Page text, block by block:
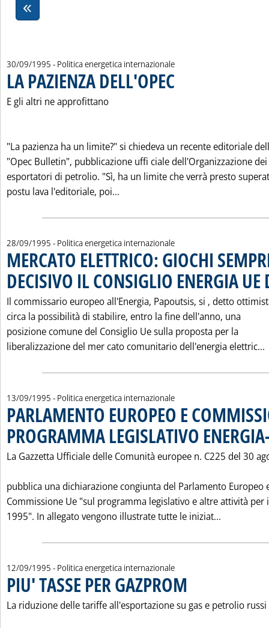
30/09/1995 - Politica energetica internazionale
LA PAZIENZA DELL'OPEC. Pubblicata sabato 30
E gli altri ne approfittano
"La pazienza ha un limite?" si chiedeva un recente editoriale
"Opec Bulletin", pubblicazione uffi ciale dell'Organizzazione
esportatori di petrolio. "Sì, ha un limite che verrà presto
postu lava l'editoriale, poi...
28/09/1995 - Politica energetica internazionale
MERCATO ELETTRICO: GIOCHI
DECISIVO IL CONSIGLIO ENERGIA UE
Il commissario europeo all'Energia, Papoutsis, si ‚ detto
circa la possibilità di stabilire, entro la fine dell'anno, una
posizione comune del Consiglio Ue sulla proposta per la
liberalizzazione del mer cato comunitario dell'energia elettric...
13/09/1995 - Politica energetica internazionale
PARLAMENTO EUROPEO E
PROGRAMMA LEGISLATIVO
La Gazzetta Ufficiale delle Comunità europee n. C225 del 30
pubblica una dichiarazione congiunta del Parlamento Europeo
Commissione Ue "sul programma legislativo e altre attività per
1995". In allegato vengono illustrate tutte le iniziat...
12/09/1995 - Politica energetica internazionale
PIU' TASSE PER GAZPROM
La riduzione delle tariffe all'esportazione su gas e petrolio russi